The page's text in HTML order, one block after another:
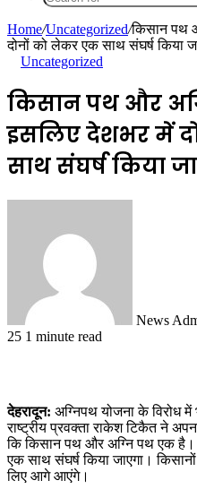
Home/Uncategorized/किसान पथ
दोनों को लेकर एक साथ संघर्ष किया
Uncategorized
किसान पथ और
इसलिए देशभर में
साथ संघर्ष किया
News
25 1 minute read
देहरादून: अग्निपथ योजना के विरोध
राष्ट्रीय प्रवक्ता राकेश टिकैत ने
कि किसान पथ और अग्नि पथ एक
एक साथ संघर्ष किया जाएगा।
लिए आगे आएंगे।